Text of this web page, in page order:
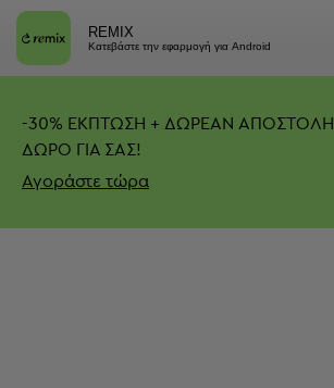
REMIX
Κατεβάστε την εφαρμογή για Android
-30% ΕΚΠΤΩΣΗ + ΔΩΡΕΑΝ ΑΠΟΣΤΟΛΗ
ΔΩΡΟ ΓΙΑ ΣΑΣ!
Αγοράστε τώρα